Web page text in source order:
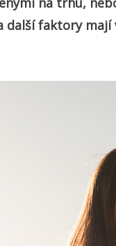
další faktory